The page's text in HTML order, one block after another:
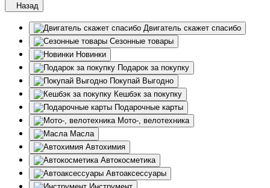
Назад
Двигатель скажет спасибо
Сезонные товары
Новинки
Подарок за покупку
Покупай Выгодно
Кешбэк за покупку
Подарочные карты
Мото-, велотехника
Масла
Автохимия
Автокосметика
Автоаксессуары